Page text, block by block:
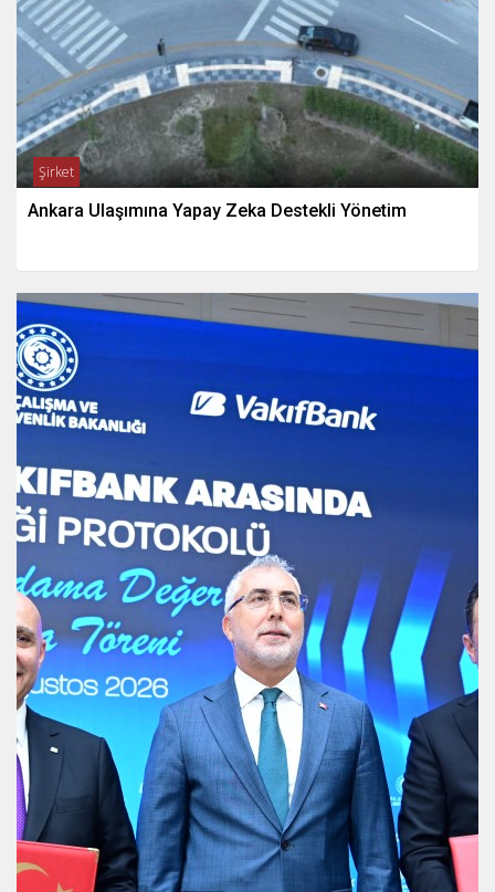
Şirket
Ankara Ulaşımına Yapay Zeka Destekli Yönetim